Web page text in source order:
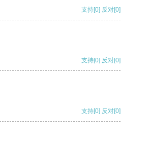
支持[0] 反对[0]
支持[0] 反对[0]
支持[0] 反对[0]